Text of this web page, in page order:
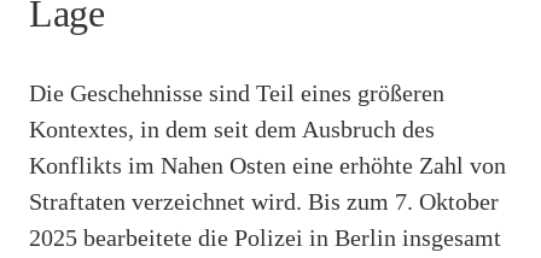
Lage
Die Geschehnisse sind Teil eines größeren
Kontextes, in dem seit dem Ausbruch des
Konflikts im Nahen Osten eine erhöhte Zahl von
Straftaten verzeichnet wird. Bis zum 7. Oktober
2025 bearbeitete die Polizei in Berlin insgesamt